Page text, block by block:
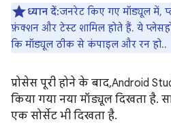
ध्यान दें:जनरेट किए गए मॉड्यूल में,
फ़ंक्शन और टेस्ट शामिल होते हैं. ये
कि मॉड्यूल ठीक से कंपाइल और रन हो..
प्रोसेस पूरी होने के बाद, Android
किया गया नया मॉड्यूल दिखता है.
एक सोर्सेट भी दिखता है.